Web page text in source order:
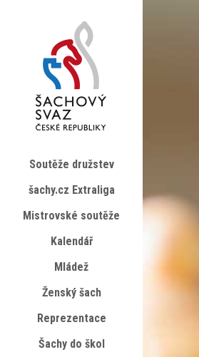
Soutěže družstev
šachy.cz Extraliga
Mistrovské soutěže
Kalendář
Mládež
Ženský šach
Reprezentace
Šachy do škol